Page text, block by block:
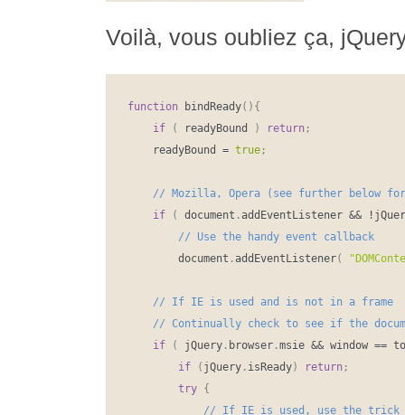
Voilà, vous oubliez ça,
function bindReady( ) {
if
( readyBound ) return ;
	readyBound
= true ;
if ( document . addEventListener && !
		document
. addEventListener(
if ( jQuery . browser .msie && window ==
if
( jQuery . isReady) return ;
try {